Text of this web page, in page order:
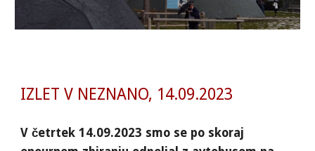
IZLET V NEZNANO, 14.09.2023
V četrtek 14.09.2023 smo se po skoraj